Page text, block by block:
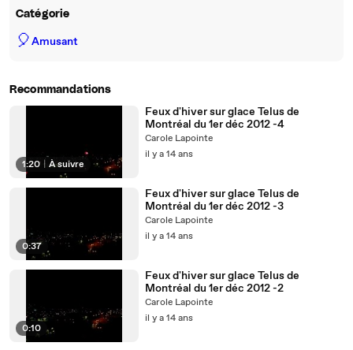
Catégorie
🎈Amusant
Recommandations
1:20 À suivre
Feux d'hiver sur glace Telus de
Montréal du 1er déc 2012 -4
Carole Lapointe
il y a 14 ans
0:37
Feux d'hiver sur glace Telus de
Montréal du 1er déc 2012 -3
Carole Lapointe
il y a 14 ans
0:10
Feux d'hiver sur glace Telus de
Montréal du 1er déc 2012 -2
Carole Lapointe
il y a 14 ans